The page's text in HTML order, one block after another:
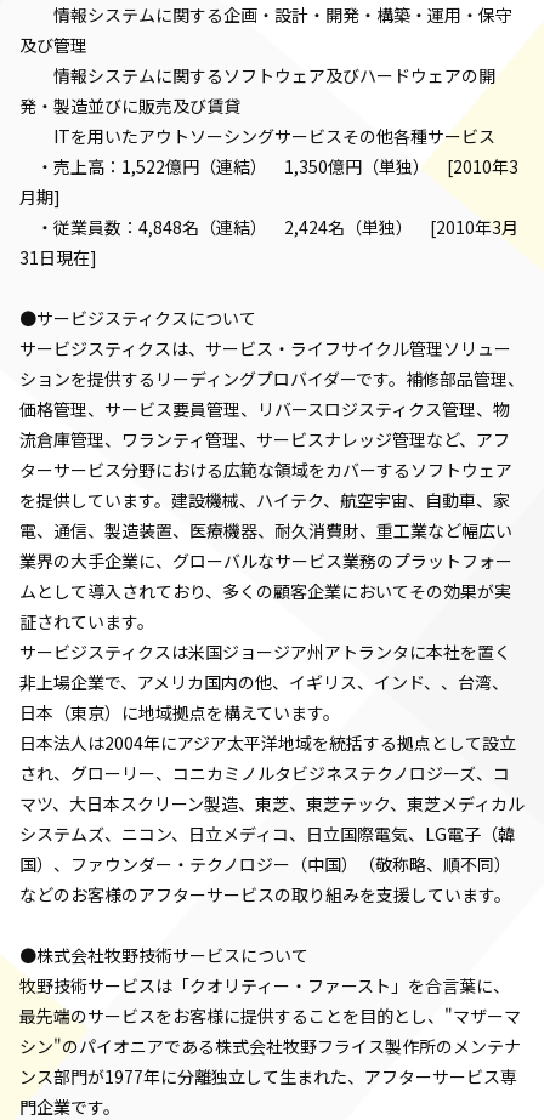
情報システムに関する企画・設計・開発・構築・運用・保守
及び管理
情報システムに関するソフトウェア及びハードウェアの開
発・製造並びに販売及び賃貸
ITを用いたアウトソーシングサービスその他各種サービス
・売上高：1,522億円（連結） 1,350億円（単独） [2010年3
月期]
・従業員数：4,848名（連結） 2,424名（単独） [2010年3月
31日現在]
●サービジスティクスについて
サービジスティクスは、サービス・ライフサイクル管理ソリュー
ションを提供するリーディングプロバイダーです。補修部品管理、
価格管理、サービス要員管理、リバースロジスティクス管理、物
流倉庫管理、ワランティ管理、サービスナレッジ管理など、アフ
ターサービス分野における広範な領域をカバーするソフトウェア
を提供しています。建設機械、ハイテク、航空宇宙、自動車、家
電、通信、製造装置、医療機器、耐久消費財、重工業など幅広い
業界の大手企業に、グローバルなサービス業務のプラットフォー
ムとして導入されており、多くの顧客企業においてその効果が実
証されています。
サービジスティクスは米国ジョージア州アトランタに本社を置く
非上場企業で、アメリカ国内の他、イギリス、インド、、台湾、
日本（東京）に地域拠点を構えています。
日本法人は2004年にアジア太平洋地域を統括する拠点として設立
され、グローリー、コニカミノルタビジネステクノロジーズ、コ
マツ、大日本スクリーン製造、東芝、東芝テック、東芝メディカル
システムズ、ニコン、日立メディコ、日立国際電気、LG電子（韓
国）、ファウンダー・テクノロジー（中国）（敬称略、順不同）
などのお客様のアフターサービスの取り組みを支援しています。
●株式会社牧野技術サービスについて
牧野技術サービスは「クオリティー・ファースト」を合言葉に、
最先端のサービスをお客様に提供することを目的とし、"マザーマ
シン"のパイオニアである株式会社牧野フライス製作所のメンテナ
ンス部門が1977年に分離独立して生まれた、アフターサービス専
門企業です。